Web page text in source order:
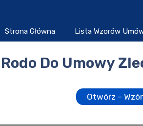
Strona Główna Lista Wzorów
Rodo Do Umowy
Otwórz – Wzór